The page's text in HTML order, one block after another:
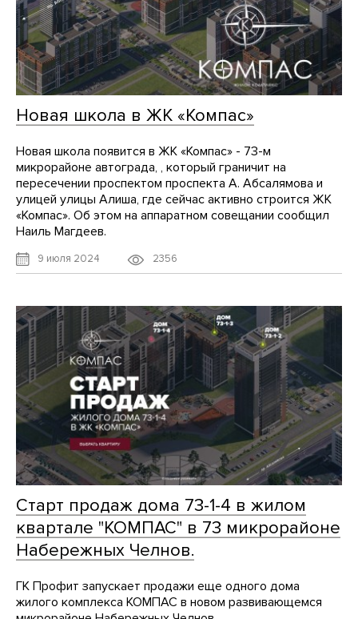
Новая школа в ЖК «Компас»
Новая школа появится в ЖК «Компас» - 73-м
микрорайоне автограда, , который граничит на
пересечении проспектом проспекта А. Абсалямова и
улицей улицы Алиша, где сейчас активно строится ЖК
«Компас». Об этом на аппаратном совещании сообщил
Наиль Магдеев.
9 июля 2024 2356
Старт продаж дома 73-1-4 в жилом
квартале "КОМПАС" в 73 микрорайоне
Набережных Челнов.
ГК Профит запускает продажи еще одного дома
жилого комплекса КОМПАС в новом развивающемся